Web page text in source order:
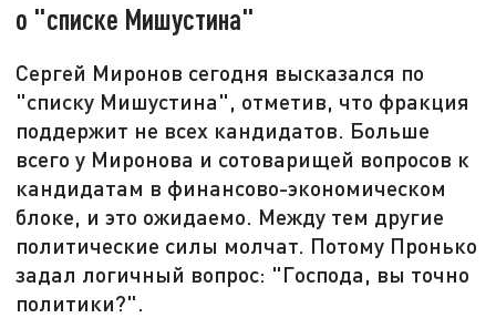
о "списке Мишустина"
Сергей Миронов сегодня высказался по
"списку Мишустина", отметив, что фракция
поддержит не всех кандидатов. Больше
всего у Миронова и сотоварищей вопросов к
кандидатам в финансово-экономическом
блоке, и это ожидаемо. Между тем другие
политические силы молчат. Потому Пронько
задал логичный вопрос: "Господа, вы точно
политики?".